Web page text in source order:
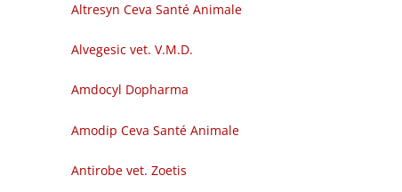
Altresyn Ceva Santé Animale
Alvegesic vet. V.M.D.
Amdocyl Dopharma
Amodip Ceva Santé Animale
Antirobe vet. Zoetis